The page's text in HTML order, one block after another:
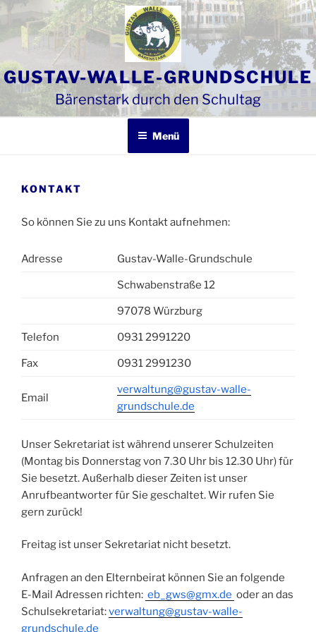
Zum
Inhalt
springen
GUSTAV-WALLE-GRUNDSCHULE
Bärenstark durch den Schultag
Menü
KONTAKT
So können Sie zu uns Kontakt aufnehmen:
Adresse Gustav-Walle-Grundschule
Schwabenstraße 12
97078 Würzburg
Telefon 0931 2991220
Fax 0931 2991230
Email
verwaltung@gustav-walle-
grundschule.de
Unser Sekretariat ist während unserer Schulzeiten
(Montag bis Donnerstag von 7.30 Uhr bis 12.30 Uhr) für
Sie besetzt. Außerhalb dieser Zeiten ist unser
Anrufbeantworter für Sie geschaltet. Wir rufen Sie
gern zurück!
Freitag ist unser Sekretariat nicht besetzt.
Anfragen an den Elternbeirat können Sie an folgende
E-Mail Adressen richten: eb_gws@gmx.de oder an das
Schulsekretariat:verwaltung@gustav-walle-
grundschule.de